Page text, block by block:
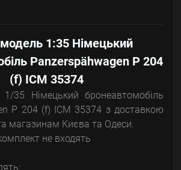
модель 1:35 Німецький
Panzerspähwagen P 204
(f) ICM 35374
35 Німецький бронеавтомобіль
P 204 (f) ICM 35374 з доставкою
та магазинам Києва та Одеси.
не входять